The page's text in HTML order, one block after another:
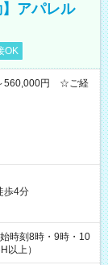
アパレル
OK
560,000円 ☆ご経
歩4分
時刻8時・9時・10
以上）